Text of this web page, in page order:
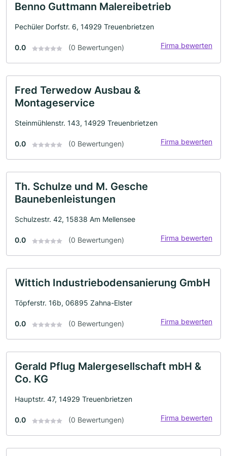
Benno Guttmann Malereibetrieb
Pechüler Dorfstr. 6, 14929 Treuenbrietzen
0.0 (0 Bewertungen) Firma bewerten
Fred Terwedow Ausbau &
Montageservice
Steinmühlenstr. 143, 14929 Treuenbrietzen
0.0 (0 Bewertungen) Firma bewerten
Th. Schulze und M. Gesche
Baunebenleistungen
Schulzestr. 42, 15838 Am Mellensee
0.0 (0 Bewertungen) Firma bewerten
Wittich Industriebodensanierung GmbH
Töpferstr. 16b, 06895 Zahna-Elster
0.0 (0 Bewertungen) Firma bewerten
Gerald Pflug Malergesellschaft mbH &
Co. KG
Hauptstr. 47, 14929 Treuenbrietzen
0.0 (0 Bewertungen) Firma bewerten